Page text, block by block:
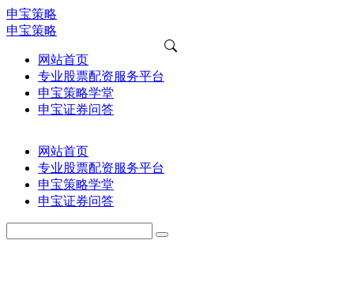
申宝策略
申宝策略
网站首页
专业股票配资服务平台
申宝策略学堂
申宝证券问答
网站首页
专业股票配资服务平台
申宝策略学堂
申宝证券问答